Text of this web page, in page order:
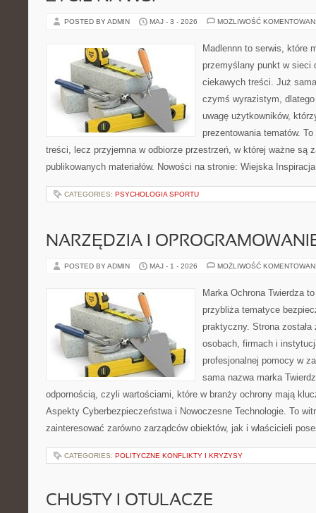
POSTED BY ADMIN MAJ - 3 - 2026 MOŻLIWOŚĆ
Madlennn to serwis, które
przemyślany punkt w sieci
ciekawych treści. Już
czymś wyrazistym,
uwagę użytkowników,
prezentowania tematów.
treści, lecz przyjemna w odbiorze przestrzeń, w której ważne są
publikowanych materiałów. Nowości na stronie: Wiejska
CATEGORIES: PSYCHOLOGIA SPORTU
NARZĘDZIA I
POSTED BY ADMIN MAJ - 1 - 2026 MOŻLIWOŚĆ
Marka Ochrona Twierdza
przybliża tematyce
praktyczny. Strona
osobach, firmach i
profesjonalnej pomocy w
sama nazwa marka
odpornością, czyli wartościami, które w branży ochrony mają
Aspekty Cyberbezpieczeństwa i Nowoczesne Technologie. To
zainteresować zarówno zarządców obiektów, jak i właścicieli
CATEGORIES: POLITYCZNE KONFLIKTY I KRYZYSY
CHUSTY I OTULACZE